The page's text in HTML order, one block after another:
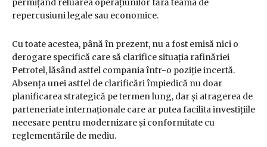
permițând reluarea operațiunilor fără teama de
repercusiuni legale sau economice.
Cu toate acestea, până în prezent, nu a fost emisă nici o
derogare specifică care să clarifice situația rafinăriei
Petrotel, lăsând astfel compania într-o poziție incertă.
Absența unei astfel de clarificări împiedică nu doar
planificarea strategică pe termen lung, dar și atragerea de
parteneriate internaționale care ar putea facilita investițiile
necesare pentru modernizare și conformitate cu
reglementările de mediu.